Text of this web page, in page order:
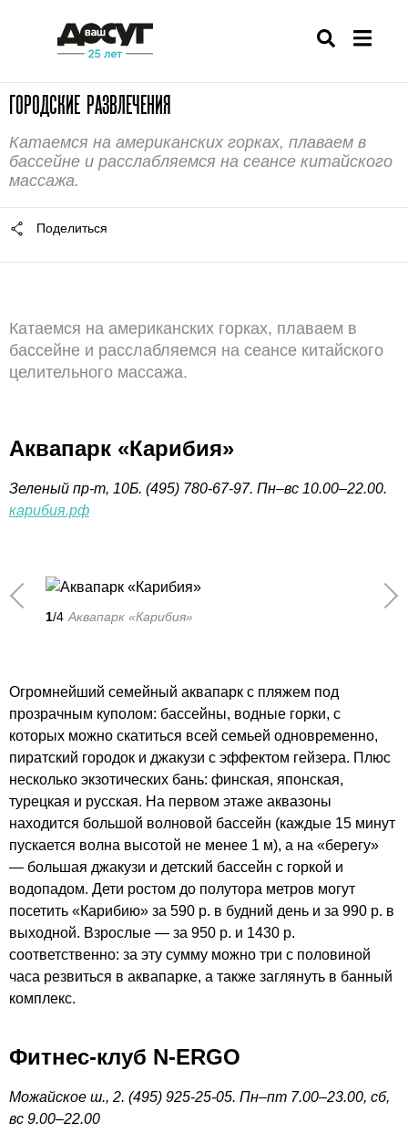
ГОРОДСКИЕ РАЗВЛЕЧЕНИЯ
Катаемся на американских горках, плаваем в
бассейне и расслабляемся на сеансе китайского
массажа.
Поделиться
Катаемся на американских горках, плаваем в
бассейне и расслабляемся на сеансе китайского
целительного массажа.
Аквапарк «Карибия»
Зеленый пр-т, 10Б. (495) 780-67-97. Пн–вс 10.00–22.00.
карибия.рф
1/4 Аквапарк «Карибия»
Огромнейший семейный аквапарк с пляжем под
прозрачным куполом: бассейны, водные горки, с
которых можно скатиться всей семьей одновременно,
пиратский городок и джакузи с эффектом гейзера. Плюс
несколько экзотических бань: финская, японская,
турецкая и русская. На первом этаже аквазоны
находится большой волновой бассейн (каждые 15 минут
пускается волна высотой не менее 1 м), а на «берегу»
— большая джакузи и детский бассейн с горкой и
водопадом. Дети ростом до полутора метров могут
посетить «Карибию» за 590 р. в будний день и за 990 р. в
выходной. Взрослые — за 950 р. и 1430 р.
соответственно: за эту сумму можно три с половиной
часа резвиться в аквапарке, а также заглянуть в банный
комплекс.
Фитнес-клуб N-ERGO
Можайское ш., 2. (495) 925-25-05. Пн–пт 7.00–23.00, сб,
вс 9.00–22.00